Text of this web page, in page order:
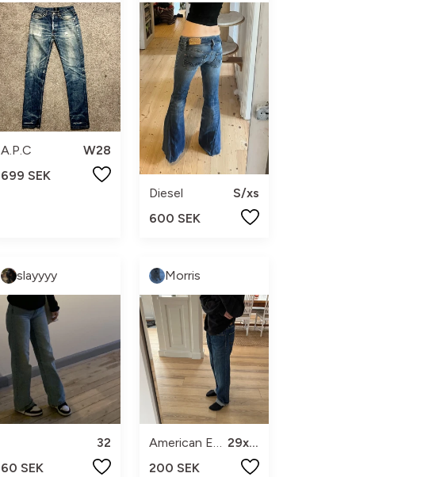
A.P.C
W28
699 SEK
Diesel
S/xs
600 SEK
slayyyy
32
60 SEK
Morris
American Eagle
29x32
200 SEK